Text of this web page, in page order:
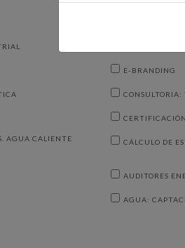
E-BRANDING
CONSULTORIA:
AGUA CALIENTE
CÁLCULO DE
AUDITORES
AGUA: